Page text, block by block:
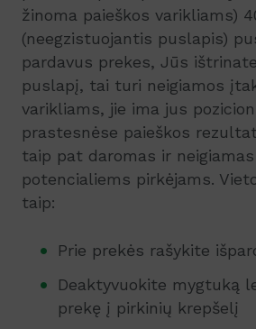
žinoma paieškos varikliams)
(neegzistuojantis puslapis)
pardavus prekes, Jūs
puslapį, tai turi neigiamos
varikliams, jie ima jus
prastesnėse paieškos
taip pat daromas ir
potencialiems pirkėjams.
taip:
Prie prekės rašykite
Deaktyvuokite mygtuką
prekę į pirkinių krepšelį